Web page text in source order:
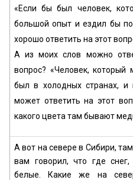
«Если бы был человек,
большой опыт и ездил бы
хорошо ответить на этот
А из моих слов можно
вопрос? «Человек, который
был в холодных странах, и
может ответить на этот
какого цвета там бывают
А вот на севере в Сибири, там
вам говорил, что где
белые. Какие же на